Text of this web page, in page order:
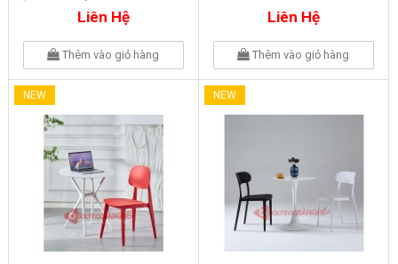
Liên Hệ
Thêm vào giỏ hàng
Liên Hệ
Thêm vào giỏ hàng
NEW NEW